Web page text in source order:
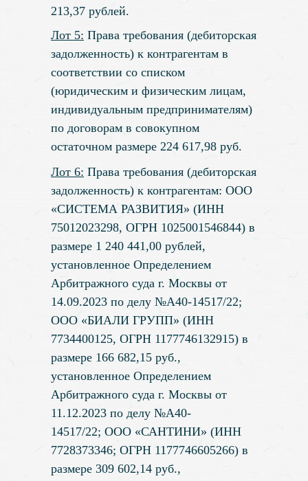
213,37 рублей.
Лот 5: Права требования (дебиторская
задолженность) к контрагентам в
соответствии со списком
(юридическим и физическим лицам,
индивидуальным предпринимателям)
по договорам в совокупном
остаточном размере 224 617,98 руб.
Лот 6: Права требования (дебиторская
задолженность) к контрагентам: ООО
«СИСТЕМА РАЗВИТИЯ» (ИНН
75012023298, ОГРН 1025001546844) в
размере 1 240 441,00 рублей,
установленное Определением
Арбитражного суда г. Москвы от
14.09.2023 по делу №А40-14517/22;
ООО «БИАЛИ ГРУПП» (ИНН
7734400125, ОГРН 1177746132915) в
размере 166 682,15 руб.,
установленное Определением
Арбитражного суда г. Москвы от
11.12.2023 по делу №А40-
14517/22; ООО «САНТИНИ» (ИНН
7728373346; ОГРН 1177746605266) в
размере 309 602,14 руб.,